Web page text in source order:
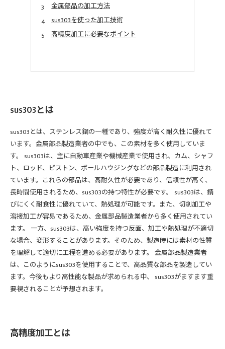
金属部品の加工方法
sus303を使った加工技術
高精度加工に必要なポイント
sus303とは
sus303とは、ステンレス鋼の一種であり、強度が高く耐久性に優れて
います。金属部品製造業者の中でも、この素材を多く使用していま
す。 sus303は、主に自動車産業や機械産業で使用され、カム、シャフ
ト、ロッド、ピストン、ボールハウジングなどの部品製造に利用され
ています。これらの部品は、高耐久性が必要であり、信頼性が高く、
長時間使用されるため、sus303の持つ特性が必要です。 sus303は、錆
びにくく耐食性に優れていて、熱処理が可能です。また、切削加工や
溶接加工が容易であるため、金属部品製造業者から多く使用されてい
ます。 一方、sus303は、高い強度を持つ反面、加工や熱処理が不適切
な場合、変形することがあります。そのため、製造時には素材の性質
を理解して適切に工程を進める必要があります。 金属部品製造業者
は、このようにsus303を使用することで、高品質な部品を製造してい
ます。今後もより高性能な製品が求められる中、 sus303がますます重
要視されることが予想されます。
高精度加工とは